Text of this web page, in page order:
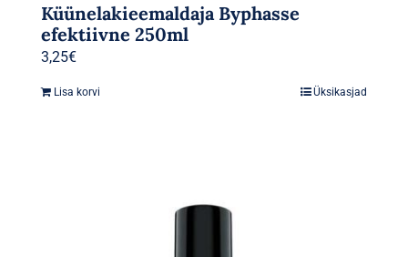
Küünelakieemaldaja Byphasse
efektiivne 250ml
3,25€
Lisa korvi Üksikasjad